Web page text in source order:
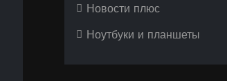
Новости плюс
Ноутбуки и планшеты